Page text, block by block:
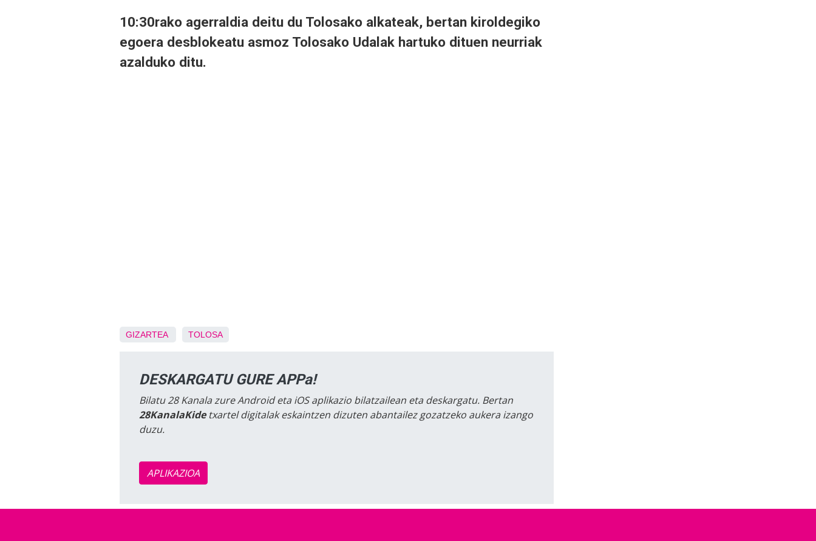
10:30rako agerraldia deitu du Tolosako alkateak, bertan kiroldegiko
egoera desblokeatu asmoz Tolosako Udalak hartuko dituen neurriak
azalduko ditu.
GIZARTEA TOLOSA
DESKARGATU GURE APPa!
Bilatu 28 Kanala zure Android eta iOS aplikazio bilatzailean eta deskargatu. Bertan
28KanalaKidetxartel digitalak eskaintzen dizuten abantailez gozatzeko aukera izango
duzu.
APLIKAZIOA